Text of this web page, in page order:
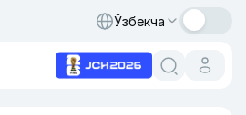
Ўзбекча